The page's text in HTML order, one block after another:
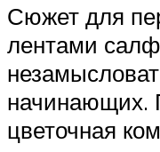
Сюжет для
лентами
начинающих.
цветочная